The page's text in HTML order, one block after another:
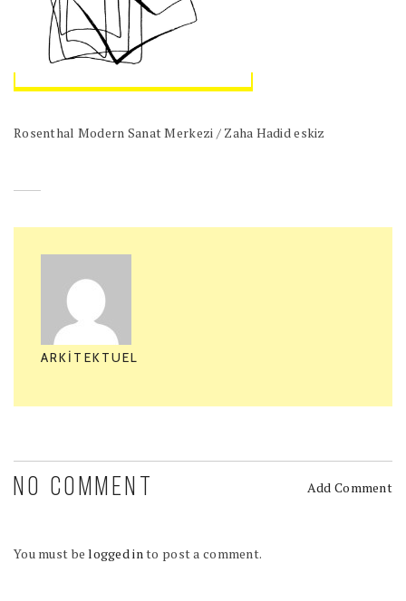
Rosenthal Modern Sanat Merkezi / Zaha Hadid eskiz
ARKITEKTUEL
NO COMMENT Add Comment
You must belogged into post a comment.